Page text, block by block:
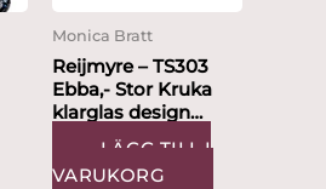
Monica Bratt
Reijmyre – TS303
Ebba,- Stor Kruka
klarglas design
Thomas Sandell
LÄGG TILL I
VARUKORG